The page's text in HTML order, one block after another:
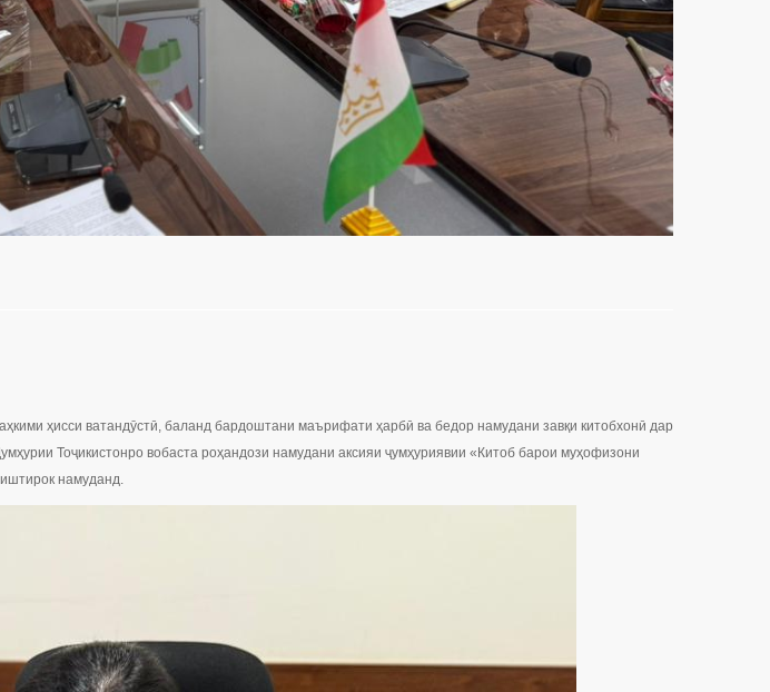
ҳисси ватандӯстӣ, баланд бардоштани маърифати ҳарбӣ ва бедор намудани завқи китобхонӣ дар
Тоҷикистонро вобаста роҳандози намудани аксияи ҷумҳуриявии «Китоб барои муҳофизони
намуданд.